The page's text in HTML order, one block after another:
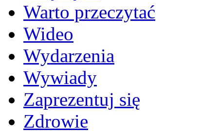
Warto przeczytać
Wideo
Wydarzenia
Wywiady
Zaprezentuj się
Zdrowie